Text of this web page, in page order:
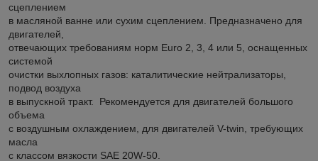
сцеплением
в масляной ванне или сухим сцеплением. Предназначено для
двигателей,
отвечающих требованиям норм Euro 2, 3, 4 или 5, оснащенных
системой
очистки выхлопных газов: каталитические нейтрализаторы,
подвод воздуха
в выпускной тракт. Рекомендуется для двигателей большого
объема
с воздушным охлаждением, для двигателей V-twin, требующих
масла
с классом вязкости SAE 20W-50.